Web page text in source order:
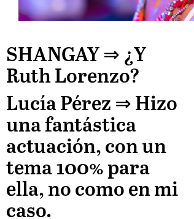
SHANGAY ⇒ ¿Y
Ruth Lorenzo?
Lucía Pérez ⇒ Hizo
una fantástica
actuación, con un
tema 100% para
ella, no como en mi
caso.